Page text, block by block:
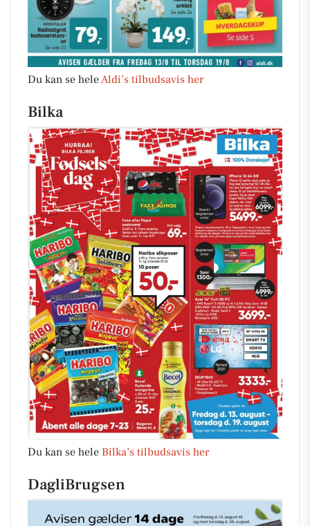
Du kan se heleAldi’s tilbudsavis her
Bilka
Du kan se hele Bilka’s tilbudsavis her
DagliBrugsen